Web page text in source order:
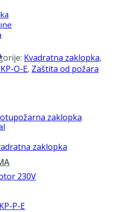
Kvadratna zaklopka,
O-E, Zaštita od požara
zaklopka
zaklopka
230V
P-E